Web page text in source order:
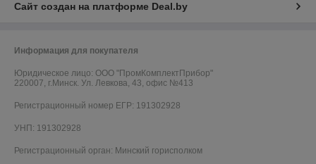
Сайт создан на платформе Deal.by
Информация для покупателя
Юридическое лицо: ООО "ПромКомплектПрибор"
220007, г.Минск. Ул. Левкова, 43, офис №413
Регистрационный номер ЕГР: 191302928
УНП: 191302928
Регистрационный орган: Минский горисполком